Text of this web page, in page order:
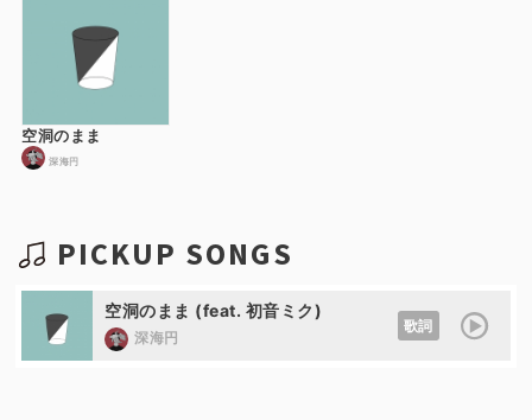
空洞のまま
深海円
PICKUP SONGS
空洞のまま (feat. 初音ミク)
深海円
歌詞